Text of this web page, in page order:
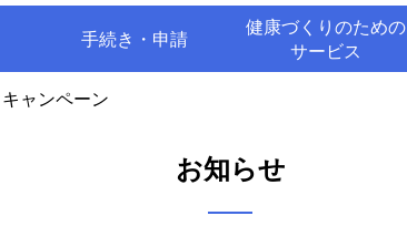
手続き・申請
健康づくりのための
サービス
ャンペーン
お知らせ